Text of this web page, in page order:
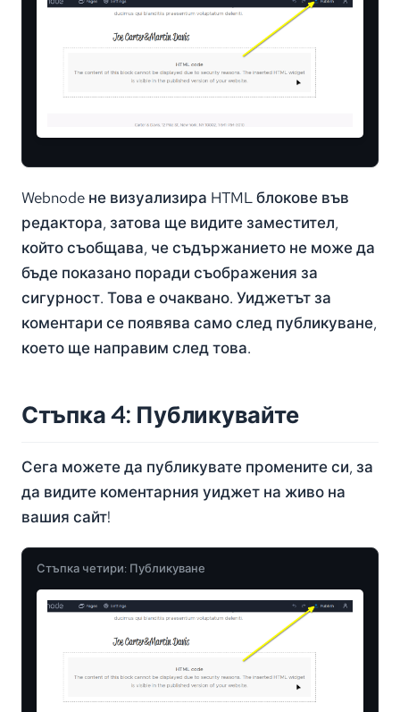
Webnode не визуализира HTML блокове във
редактора, затова ще видите заместител,
който съобщава, че съдържанието не може да
бъде показано поради съображения за
сигурност. Това е очаквано. Уиджетът за
коментари се появява само след публикуване,
което ще направим след това.
Стъпка 4: Публикувайте
Сега можете да публикувате промените си, за
да видите коментарния уиджет на живо на
вашия сайт!
Стъпка четири: Публикуване